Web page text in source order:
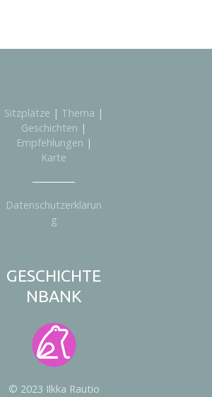
Sitzplätze | Thema |
Geschichten |
Empfehlungen |
Karte
Datenschutzerklärun
g
GESCHICHTE
NBANK
© 2023 Ilkka Rautio